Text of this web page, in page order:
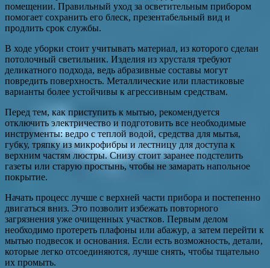
помещении. Правильный уход за осветительным прибором
помогает сохранить его блеск, презентабельный вид и
продлить срок службы.
В ходе уборки стоит учитывать материал, из которого сделан
потолочный светильник. Изделия из хрусталя требуют
деликатного подхода, ведь абразивные составы могут
повредить поверхность. Металлические или пластиковые
варианты более устойчивы к агрессивным средствам.
Перед тем, как приступить к мытью, рекомендуется
отключить электричество и подготовить все необходимые
инструменты: ведро с теплой водой, средства для мытья,
губку, тряпку из микрофибры и лестницу для доступа к
верхним частям люстры. Снизу стоит заранее подстелить
газеты или старую простынь, чтобы не замарать напольное
покрытие.
Начать процесс лучше с верхней части прибора и постепенно
двигаться вниз. Это позволит избежать повторного
загрязнения уже очищенных участков. Первым делом
необходимо протереть плафоны или абажур, а затем перейти к
мытью подвесок и основания. Если есть возможность, детали,
которые легко отсоединяются, лучше снять, чтобы тщательно
их промыть.